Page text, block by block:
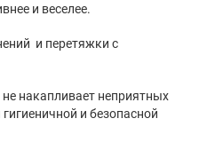
и веселее.
и перетяжки с
накапливает неприятных
и безопасной